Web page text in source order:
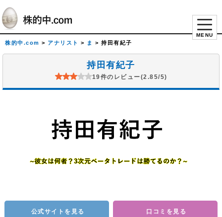
MENU
株的中.com > アナリスト > ま > 持田有紀子
持田有紀子
19件のレビュー(2.85/5)
公式サイトを見る 口コミを見る